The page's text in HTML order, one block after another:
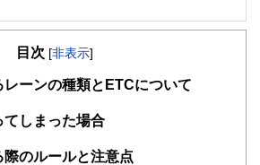
編集部は、金融、経済に関する記事を、日々
でも理解できるようわかりやすく発信していま
「お金や暮らし」に関する書籍・雑誌の編集経
れ、企画立案から記事掲載まですべての工程に
目次 [非表示]
ーンの種類とETCについて
てしまった場合
際のルールと注意点